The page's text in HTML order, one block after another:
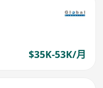
$35K-53K/月